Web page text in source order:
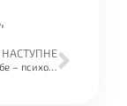
,
НАСТУПНЕ
❤️ Любов до себе – психологічна необхідність